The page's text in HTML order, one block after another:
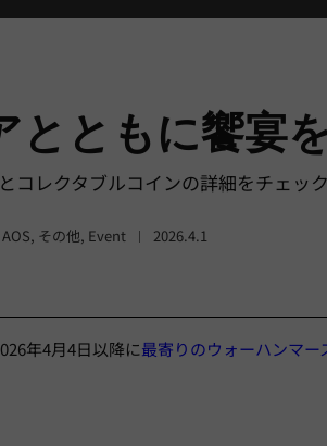
とともに饗宴
コレクタブルコインの詳細をチェック
AOS, その他, Event 2026.4.1
年4月4日以降に最寄りのウォーハンマー